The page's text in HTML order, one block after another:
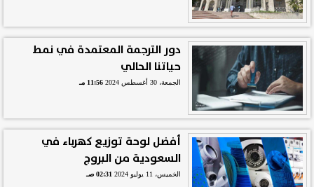
دور الترجمة المعتمدة في نمط
حياتنا الحالي
الجمعة، 30 أغسطس 2024 11:56 مـ
أفضل لوحة توزيع كهرباء في
السعودية من البروج
الخميس، 11 يوليو 2024 02:31 صـ